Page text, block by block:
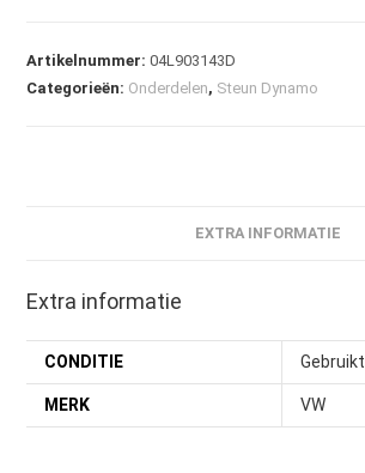
Artikelnummer:04L903143D
Categorieën: Onderdelen, Steun Dynamo
EXTRA INFORMATIE
Extra informatie
CONDITIE Gebruikt
MERK VW